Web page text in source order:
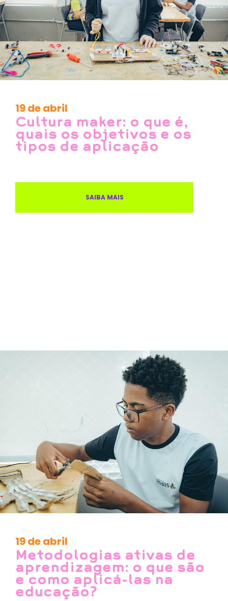
19 de abril
Cultura maker: o que é,
quais os objetivos e os
tipos de aplicação
SAIBA MAIS
19 de abril
Metodologias ativas de
aprendizagem: o que são
e como aplicá-las na
educação?